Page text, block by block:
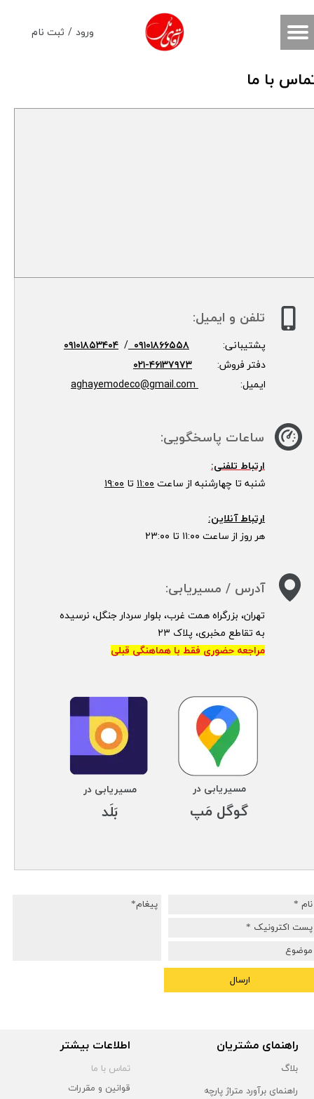
ورود / ثبت نام
حساب کاربری من
سفارشات
آدرس / مسیریابی:
تهران، بزرگراه همت غرب، بلوار سردار جنگل، نرسیده
به تقاطع مخبری، پلاک ۲۳
مراجعه حضوری فقط با هماهنگی قبلی
تلفن و ایمیل:
پشتیبانی:۰۹۱۰۱۸۶۶۵۵۸ /۰۹۱۰۱۸۵۳۴۰۴
دفتر فروش:
۴۶۱۳۷۹۷۳-۰۲۱
ایمیل:aghayemodeco@gmail.com
ساعات پاسخگویی:
ارتباط تلفنی:
شنبه تا چهارشنبه از ساعت۱۱:۰۰ تا۱۹:۰۰
ارتباط آنلاین:
هر روز از ساعت ۱۱:۰۰ تا ۲۳:۰۰
مسیریابی در
​​​​​​​گوگل مَپ
مسیریابی در
بَلَد
با ما
ارسال
راهنمای مشتریان
بلاگ
راهنمای برآورد متراژ پارچه
اطلاعات بیشتر
تماس با ما
قوانین و مقررات